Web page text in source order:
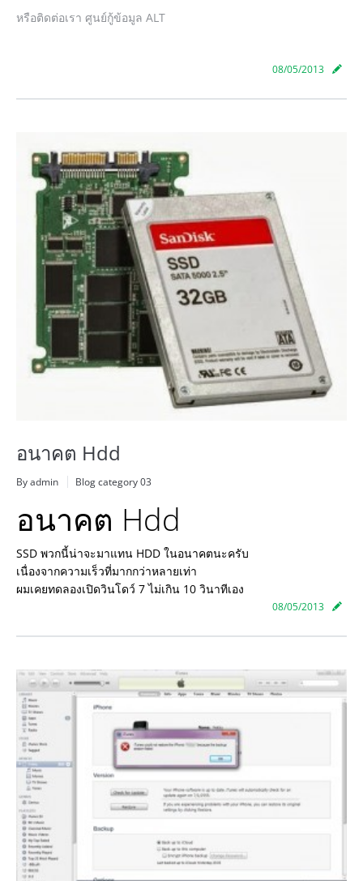
หรือติดต่อเรา ศูนย์กู้ข้อมูล ALT
08/05/2013
อนาคต Hdd
By admin Blog category 03
อนาคต Hdd
SSD พวกนี้น่าจะมาแทน HDD ในอนาคตนะครับ
เนื่องจากความเร็วที่มากกว่าหลายเท่า
ผมเคยทดลองเปิดวินโดว์ 7 ไม่เกิน 10 วินาทีเอง
08/05/2013